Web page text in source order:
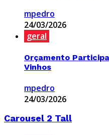
mpedro
24/03/2026
geral
Orçamento
Vinhos
mpedro
24/03/2026
Carousel 2 Tall